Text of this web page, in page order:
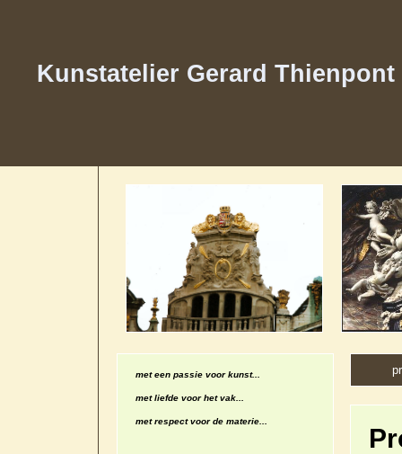
Kunstatelier Gerard Thienpont
met een passie voor kunst...
met liefde voor het vak...
met respect voor de materie...